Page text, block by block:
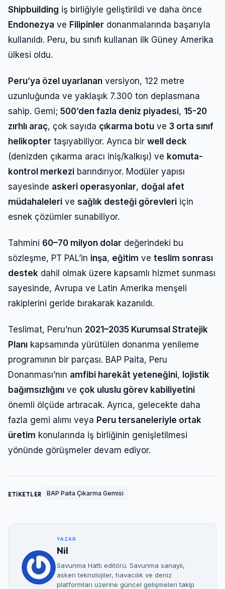
Shipbuilding iş birliğiyle geliştirildi ve daha önce
Endonezya ve Filipinler donanmalarında başarıyla
kullanıldı. Peru, bu sınıfı kullanan ilk Güney Amerika
ülkesi oldu.
Peru’ya özel uyarlanan versiyon, 122 metre
uzunluğunda ve yaklaşık 7.300 ton deplasmana
sahip. Gemi; 500’den fazla deniz piyadesi, 15-20
zırhlı araç, çok sayıda çıkarma botu ve 3 orta sınıf
helikopter taşıyabiliyor. Ayrıca bir well deck
(denizden çıkarma aracı iniş/kalkışı) ve komuta-
kontrol merkezi barındırıyor. Modüler yapısı
sayesinde askeri operasyonlar, doğal afet
müdahaleleri ve sağlık desteği görevleri için
esnek çözümler sunabiliyor.
Tahmini 60–70 milyon dolar değerindeki bu
sözleşme, PT PAL’in inşa, eğitim ve teslim sonrası
destek dahil olmak üzere kapsamlı hizmet sunması
sayesinde, Avrupa ve Latin Amerika menşeli
rakiplerini geride bırakarak kazanıldı.
Teslimat, Peru’nun 2021–2035 Kurumsal Stratejik
Planı kapsamında yürütülen donanma yenileme
programının bir parçası. BAP Paita, Peru
Donanması’nın amfibi harekât yeteneğini, lojistik
bağımsızlığını ve çok uluslu görev kabiliyetini
önemli ölçüde artıracak. Ayrıca, gelecekte daha
fazla gemi alımı veya Peru tersaneleriyle ortak
üretim konularında iş birliğinin genişletilmesi
yönünde görüşmeler devam ediyor.
ETİKETLER BAP Paita Çıkarma Gemisi
YAZAR
Nil
Savunma Hattı editörü. Savunma sanayii,
askeri teknolojiler, havacılık ve deniz
platformları üzerine güncel gelişmeleri takip